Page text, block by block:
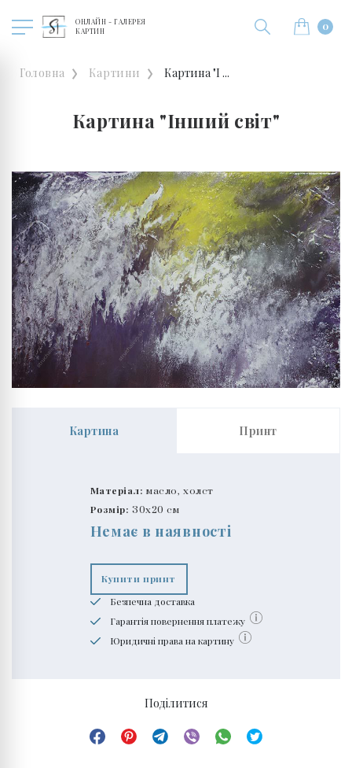
ОНЛАЙН - ГАЛЕРЕЯ
КАРТИН
0
Головна Картини Картина "І ...
Картина "Інший світ"
Картина Принт
Матеріал: масло, холст
Розмір: 30x20 см
Немає в наявності
Купити принт
Безпечна доставка
Гарантія повернення платежу
Юридичні права на картину
Поділитися